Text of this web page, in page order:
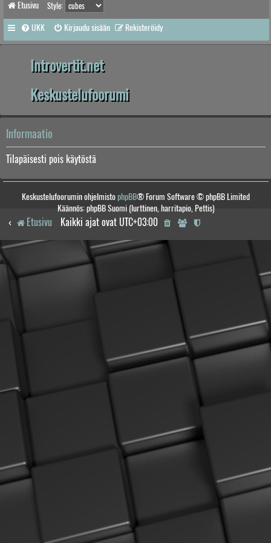
Etusivu Style:
UKK Kirjaudu sisään Rekisteröidy
Introvertit.net
Keskustelufoorumi
Informaatio
Tilapäisesti pois käytöstä
Keskustelufoorumin ohjelmistophpBB® Forum Software © phpBB Limited
Käännös: phpBB Suomi (lurttinen, harritapio, Pettis)
Etusivu Kaikki ajat ovat UTC+03:00